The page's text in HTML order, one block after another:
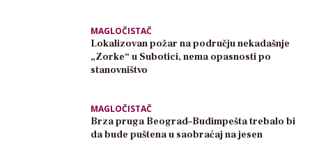
MAGLOČISTAČ
Lokalizovan požar na području nekadašnje
„Zorke“ u Subotici, nema opasnosti po
stanovništvo
MAGLOČISTAČ
Brza pruga Beograd–Budimpešta trebalo bi
da bude puštena u saobraćaj na jesen